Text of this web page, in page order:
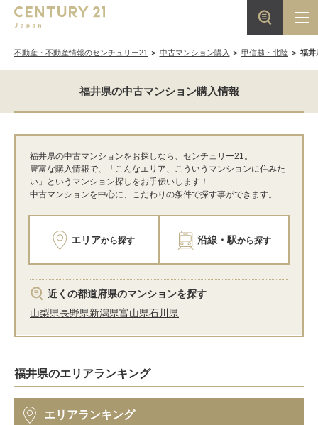
不動産・不動産情報のセンチュリー21 中古マンション購入 甲信越・北陸 福井
福井県の中古マンション購入情報
福井県の中古マンションをお探しなら、センチュリー21。
豊富な購入情報で、「こんなエリア、こういうマンションに住みた
い」というマンション探しをお手伝いします！
中古マンションを中心に、こだわりの条件で探す事ができます。
エリアから探す 沿線・駅から探す
近くの都道府県のマンションを探す
山梨県長野県新潟県富山県石川県
福井県のエリアランキング
エリアランキング